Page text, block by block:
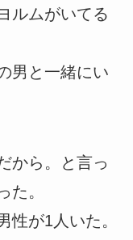
ルムがいてる
男と一緒にい
から。と言っ
た。
性が1人いた。